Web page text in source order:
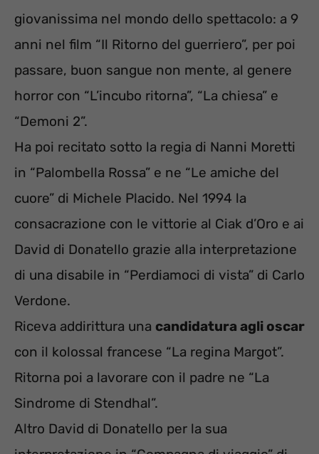
giovanissima nel mondo dello spettacolo: a 9
anni nel film “Il Ritorno del guerriero”, per poi
passare, buon sangue non mente, al genere
horror con “L’incubo ritorna”, “La chiesa” e
“Demoni 2”.
Ha poi recitato sotto la regia di Nanni Moretti
in “Palombella Rossa” e ne “Le amiche del
cuore” di Michele Placido. Nel 1994 la
consacrazione con le vittorie al Ciak d’Oro e ai
David di Donatello grazie alla interpretazione
di una disabile in “Perdiamoci di vista” di Carlo
Verdone.
Riceva addirittura una candidatura agli oscar
con il kolossal francese “La regina Margot”.
Ritorna poi a lavorare con il padre ne “La
Sindrome di Stendhal”.
Altro David di Donatello per la sua